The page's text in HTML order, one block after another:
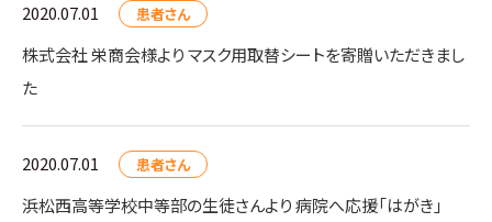
2020.07.01 患者さん
株式会社 栄商会様より マスク用取替シートを寄贈いただきまし
た
2020.07.01 患者さん
浜松西高等学校中等部の生徒さんより 病院へ応援「はがき」